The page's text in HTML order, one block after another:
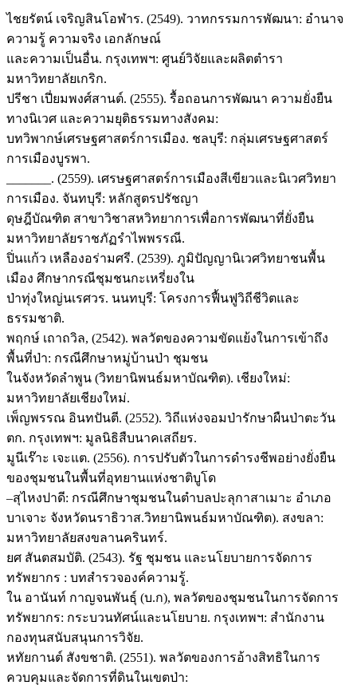
ไชยรัตน์ เจริญสินโอฬาร. (2549). วาทกรรมการพัฒนา: อำนาจ
ความรู้ ความจริง เอกลักษณ์
และความเป็นอื่น. กรุงเทพฯ: ศูนย์วิจัยและผลิตตำรา
มหาวิทยาลัยเกริก.
ปรีชา เปี่ยมพงศ์สานต์. (2555). รื้อถอนการพัฒนา ความยั่งยืน
ทางนิเวศ และความยุติธรรมทางสังคม:
บทวิพากษ์เศรษฐศาสตร์การเมือง. ชลบุรี: กลุ่มเศรษฐศาสตร์
การเมืองบูรพา.
_______. (2559). เศรษฐศาสตร์การเมืองสีเขียวและนิเวศวิทยา
การเมือง. จันทบุรี: หลักสูตรปรัชญา
ดุษฎีบัณฑิต สาขาวิชาสหวิทยาการเพื่อการพัฒนาที่ยั่งยืน
มหาวิทยาลัยราชภัฏรำไพพรรณี.
ปิ่นแก้ว เหลืองอร่ามศรี. (2539). ภูมิปัญญานิเวศวิทยาชนพื้น
เมือง ศึกษากรณีชุมชนกะเหรี่ยงใน
ป่าทุ่งใหญ่นเรศวร. นนทบุรี: โครงการฟื้นฟูวิถีชีวิตและ
ธรรมชาติ.
พฤกษ์ เถาถวิล, (2542). พลวัตของความขัดแย้งในการเข้าถึง
พื้นที่ป่า: กรณีศึกษาหมู่บ้านป่า ชุมชน
ในจังหวัดลำพูน (วิทยานิพนธ์มหาบัณฑิต). เชียงใหม่:
มหาวิทยาลัยเชียงใหม่.
เพ็ญพรรณ อินทปันตี. (2552). วิถีแห่งจอมป่ารักษาผืนป่าตะวัน
ตก. กรุงเทพฯ: มูลนิธิสืบนาคเสถียร.
มูนีเร๊าะ เจะแต. (2556). การปรับตัวในการดำรงชีพอย่างยั่งยืน
ของชุมชนในพื้นที่อุทยานแห่งชาติบูโด
–สุไหงปาดี: กรณีศึกษาชุมชนในตำบลปะลุกาสาเมาะ อำเภอ
บาเจาะ จังหวัดนราธิวาส.วิทยานิพนธ์มหาบัณฑิต). สงขลา:
มหาวิทยาลัยสงขลานครินทร์.
ยศ สันตสมบัติ. (2543). รัฐ ชุมชน และนโยบายการจัดการ
ทรัพยากร : บทสำรวจองค์ความรู้.
ใน อานันท์ กาญจนพันธุ์ (บ.ก), พลวัตของชุมชนในการจัดการ
ทรัพยากร: กระบวนทัศน์และนโยบาย. กรุงเทพฯ: สำนักงาน
กองทุนสนับสนุนการวิจัย.
หทัยกานต์ สังขชาติ. (2551). พลวัตของการอ้างสิทธิในการ
ควบคุมและจัดการที่ดินในเขตป่า: